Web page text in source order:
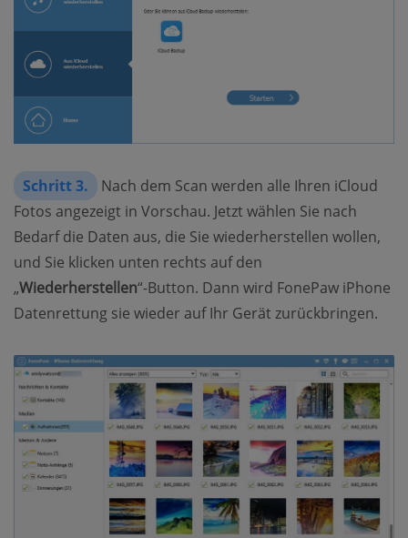
Schritt 3.
Nach dem Scan werden alle Ihren iCloud
Fotos angezeigt in Vorschau. Jetzt wählen Sie nach
Bedarf die Daten aus, die Sie wiederherstellen wollen,
und Sie klicken unten rechts auf den
„Wiederherstellen“-Button. Dann wird FonePaw iPhone
Datenrettung sie wieder auf Ihr Gerät zurückbringen.